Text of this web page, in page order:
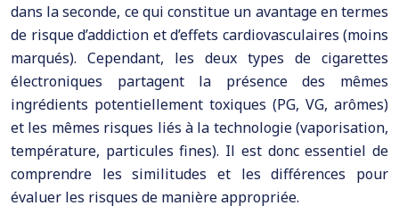
dans la seconde, ce qui constitue un avantage en termes
de risque d’addiction et d’effets cardiovasculaires (moins
marqués). Cependant, les deux types de cigarettes
électroniques partagent la présence des mêmes
ingrédients potentiellement toxiques (PG, VG, arômes)
et les mêmes risques liés à la technologie (vaporisation,
température, particules fines). Il est donc essentiel de
comprendre les similitudes et les différences pour
évaluer les risques de manière appropriée.